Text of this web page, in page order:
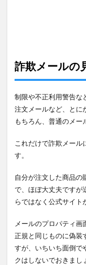
詐欺メールの
制限や不正利用警告な
注文メールなど、とに
もちろん、普通のメー
これだけで詐欺メール
す。
自分が注文した商品
で、ほぼ大丈夫ですが
らではなく公式サイト
メールのプロパティ
正規と同じものに偽装
すが、いちいち面倒で
クはしないでおきまし